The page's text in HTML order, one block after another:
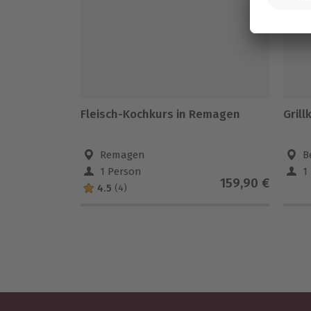
Fleisch-Kochkurs in Remagen
Remagen
1 Person
4.5 (4) 159,90 €
1